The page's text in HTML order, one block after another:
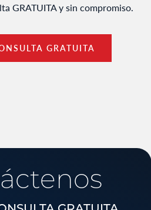
GRATUITA y sin compromiso.
GRATUITA